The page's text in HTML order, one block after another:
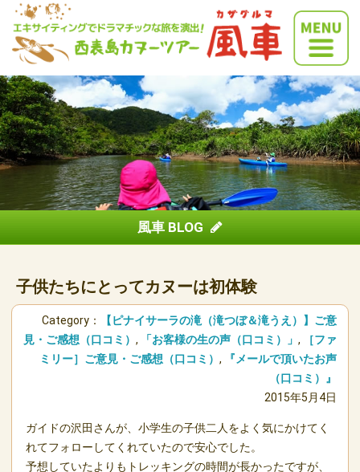
風車 BLOG
子供たちにとってカヌーは初体験
Category：
【ピナイサーラの滝（滝つぼ＆滝うえ）】ご意
見・ご感想（口コミ） , 「お客様の生の声（口コミ）」 ,
［ファ
ミリー］ご意見・ご感想（口コミ） ,
『メールで頂いたお声
（口コミ）』
2015年5月4日
ガイドの沢田さんが、小学生の子供二人をよく気にかけてく
れてフォローしてくれていたので安心でした。
予想していたよりもトレッキングの時間が長かったですが、